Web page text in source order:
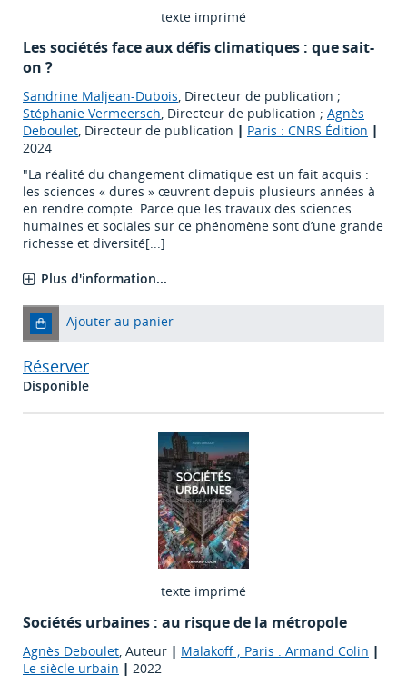
texte imprimé
Les sociétés face aux défis climatiques : que sait-
on ?
Sandrine Maljean-Dubois, Directeur de publication ;
Stéphanie Vermeersch, Directeur de publication ; Agnès
Deboulet, Directeur de publication | Paris : CNRS Édition |
2024
"La réalité du changement climatique est un fait acquis :
les sciences « dures » œuvrent depuis plusieurs années à
en rendre compte. Parce que les travaux des sciences
humaines et sociales sur ce phénomène sont d’une grande
richesse et diversité[...]
Plus d'information...
Ajouter au panier
Réserver
Disponible
texte imprimé
Sociétés urbaines : au risque de la métropole
Agnès Deboulet, Auteur | Malakoff ; Paris : Armand Colin |
Le siècle urbain | 2022